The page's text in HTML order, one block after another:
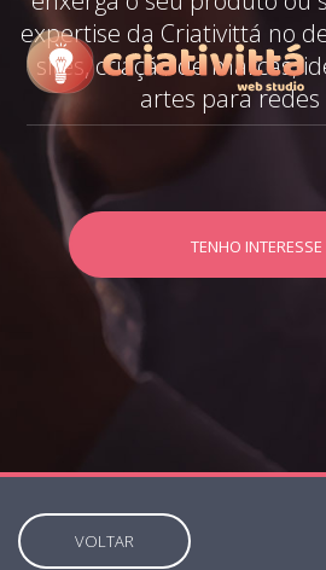
expertise da Criativittá no
sites, criação de marcas,
artes para redes
TENHO INTERESSE
VOLTAR